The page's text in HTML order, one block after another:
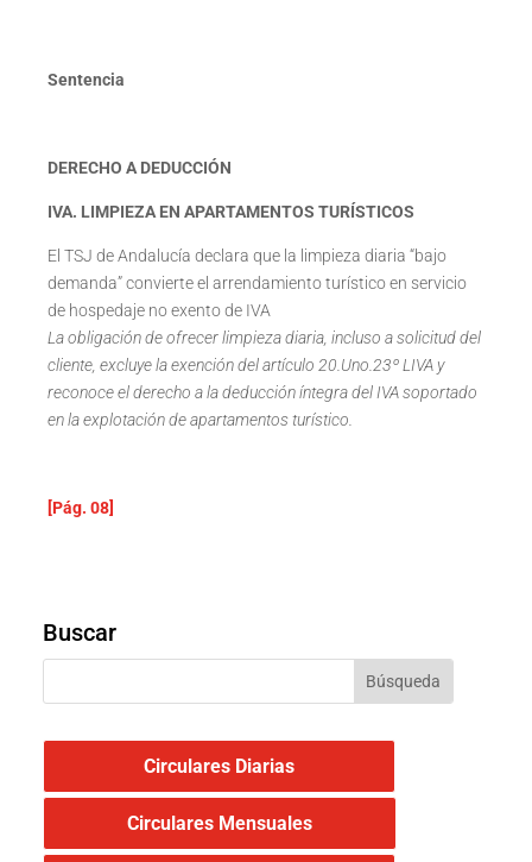
Sentencia
DERECHO A DEDUCCIÓN
IVA. LIMPIEZA EN APARTAMENTOS TURÍSTICOS
El TSJ de Andalucía declara que la limpieza diaria “bajo
demanda” convierte el arrendamiento turístico en servicio
de hospedaje no exento de IVA
La obligación de ofrecer limpieza diaria, incluso a solicitud del
cliente, excluye la exención del artículo 20.Uno.23º LIVA y
reconoce el derecho a la deducción íntegra del IVA soportado
en la explotación de apartamentos turístico.
[Pág. 08]
Buscar
Circulares Diarias
Circulares Mensuales